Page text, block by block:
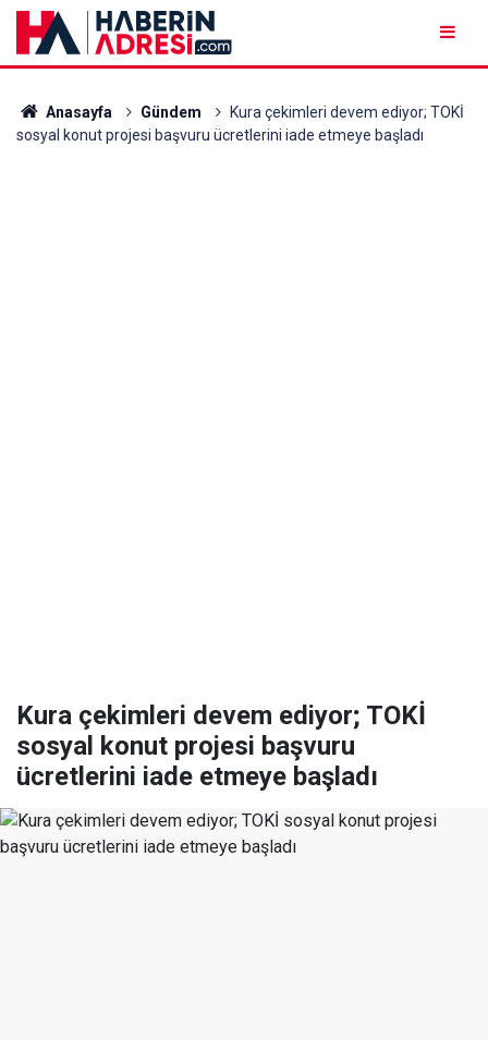
Anasayfa Gündem
Kura çekimleri devem ediyor; TOKİ
sosyal konut projesi başvuru ücretlerini iade etmeye başladı
Kura çekimleri devem ediyor; TOKİ
sosyal konut projesi başvuru
ücretlerini iade etmeye başladı